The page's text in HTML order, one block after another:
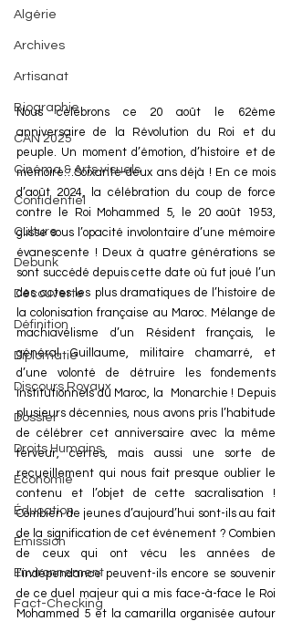
Algérie
Archives
Artisanat
Biographie
CAN 2025
Cinéma & Arts visuels
Confidentiel
Culture
Debunk
Découverte
Définition
Diplomatie
Discours Royaux
Dossier
Droits Humains
Économie
Éducation
Émission
Environnement
Fact-Checking
Nous célébrons ce 20 août le 62ème
anniversaire de la Révolution du Roi et du
peuple. Un moment d’émotion, d’histoire et de
mémoire…Soixante-deux ans déjà ! En ce mois
d’août 2024, la célébration du coup de force
contre le Roi Mohammed 5, le 20 août 1953,
glisse sous l’opacité involontaire d’une mémoire
évanescente ! Deux à quatre générations se
sont succédé depuis cette date où fut joué l’un
des actes les plus dramatiques de l’histoire de
la colonisation française au Maroc. Mélange de
machiavélisme d’un Résident français, le
général Guillaume, militaire chamarré, et
d’une volonté de détruire les fondements
institutionnels du Maroc, la  Monarchie ! Depuis
plusieurs décennies, nous avons pris l’habitude
de célébrer cet anniversaire avec la même
ferveur, certes, mais aussi une sorte de
recueillement qui nous fait presque oublier le
contenu et l’objet de cette sacralisation !
Combien de jeunes d’aujourd’hui sont-ils au fait
de la signification de cet événement ? Combien
de ceux qui ont vécu les années de
l’indépendance peuvent-ils encore se souvenir
de ce duel majeur qui a mis face-à-face le Roi
Mohammed 5 et la camarilla organisée autour